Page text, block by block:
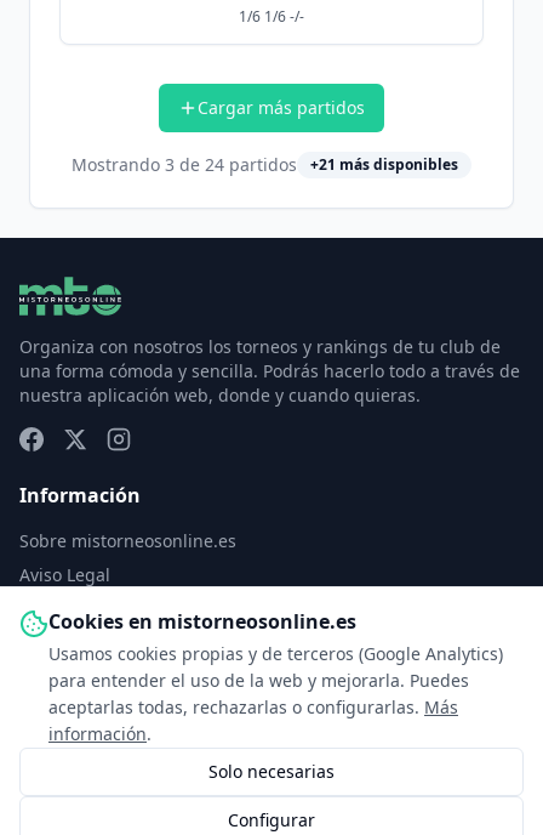
Cookies en mistorneosonline.es
Usamos cookies propias y de terceros (Google Analytics)
para entender el uso de la web y mejorarla. Puedes
aceptarlas todas, rechazarlas o configurarlas. Más
información.
Solo necesarias
Configurar
1/6 1/6 -/-
Cargar más partidos
Mostrando 3 de 24 partidos +21 más disponibles
Organiza con nosotros los torneos y rankings de tu club de
una forma cómoda y sencilla. Podrás hacerlo todo a través de
nuestra aplicación web, donde y cuando quieras.
Información
Sobre mistorneosonline.es
Aviso Legal
Política de Privacidad
Política de Cookies
Configurar cookies
Contacto
info@mistorneosonline.es